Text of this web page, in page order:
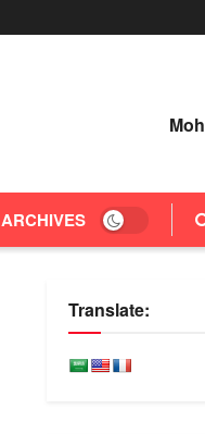
ARCHIVES
Translate: